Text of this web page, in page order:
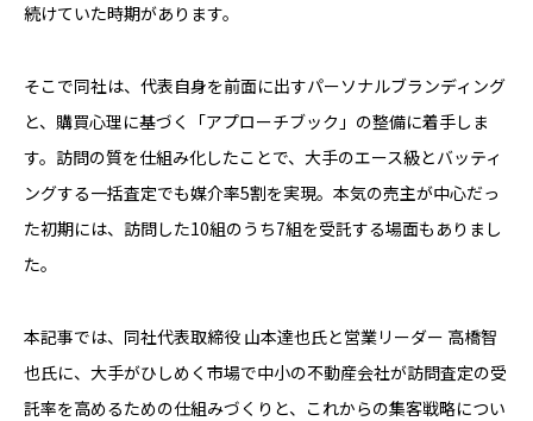
続けていた時期があります。
そこで同社は、代表自身を前面に出すパーソナルブランディング
と、購買心理に基づく「アプローチブック」の整備に着手しま
す。訪問の質を仕組み化したことで、大手のエース級とバッティ
ングする一括査定でも媒介率5割を実現。本気の売主が中心だっ
た初期には、訪問した10組のうち7組を受託する場面もありまし
た。
本記事では、同社代表取締役 山本達也氏と営業リーダー 高橋智
也氏に、大手がひしめく市場で中小の不動産会社が訪問査定の受
託率を高めるための仕組みづくりと、これからの集客戦略につい